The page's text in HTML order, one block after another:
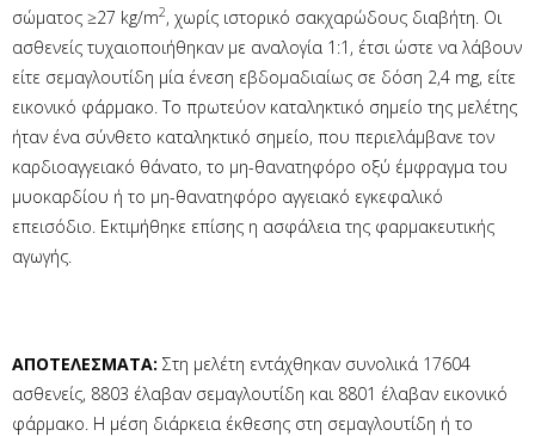
σώματος ≥27 kg/m2, χωρίς ιστορικό σακχαρώδους διαβήτη. Οι
ασθενείς τυχαιοποιήθηκαν με αναλογία 1:1, έτσι ώστε να λάβουν
είτε σεμαγλουτίδη μία ένεση εβδομαδιαίως σε δόση 2,4 mg, είτε
εικονικό φάρμακο. Το πρωτεύον καταληκτικό σημείο της μελέτης
ήταν ένα σύνθετο καταληκτικό σημείο, που περιελάμβανε τον
καρδιοαγγειακό θάνατο, το μη-θανατηφόρο οξύ έμφραγμα του
μυοκαρδίου ή το μη-θανατηφόρο αγγειακό εγκεφαλικό
επεισόδιο. Εκτιμήθηκε επίσης η ασφάλεια της φαρμακευτικής
αγωγής.
ΑΠΟΤΕΛΕΣΜΑΤΑ: Στη μελέτη εντάχθηκαν συνολικά 17604
ασθενείς, 8803 έλαβαν σεμαγλουτίδη και 8801 έλαβαν εικονικό
φάρμακο. Η μέση διάρκεια έκθεσης στη σεμαγλουτίδη ή το